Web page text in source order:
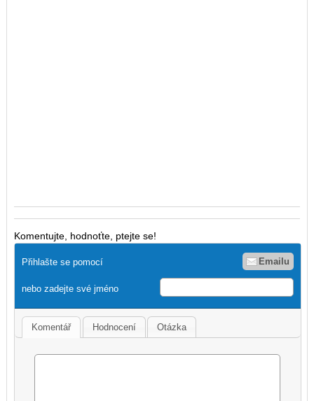
Komentujte, hodnoťte, ptejte se!
Přihlašte se pomocí Emailu
nebo zadejte své jméno
Komentář Hodnocení Otázka